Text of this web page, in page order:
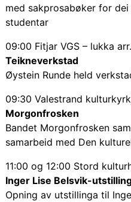
med sakprosabøker for
studentar
09:00 Fitjar VGS – lukka arr.
Teikneverkstad
Øystein Runde held
09:30 Valestrand
Morgonfrosken
Bandet Morgonfrosken
samarbeid med Den
11:00 og 12:00 Stord
Inger Lise Belsvik-
Opning av utstillinga til